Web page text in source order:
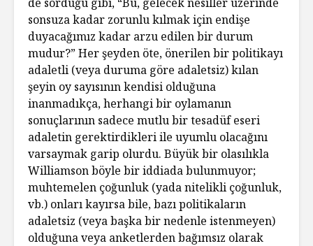
sonsuza kadar zorunlu kılmak için endişe
duyacağımız kadar arzu edilen bir durum
mudur?” Her şeyden öte, önerilen bir politikayı
adaletli (veya duruma göre adaletsiz) kılan
şeyin oy sayısının kendisi olduğuna
inanmadıkça, herhangi bir oylamanın
sonuçlarının sadece mutlu bir tesadüf eseri
adaletin gerektirdikleri ile uyumlu olacağını
varsaymak garip olurdu. Büyük bir olasılıkla
Williamson böyle bir iddiada bulunmuyor;
muhtemelen çoğunluk (yada nitelikli çoğunluk,
vb.) onları kayırsa bile, bazı politikaların
adaletsiz (veya başka bir nedenle istenmeyen)
olduğuna veya anketlerden bağımsız olarak